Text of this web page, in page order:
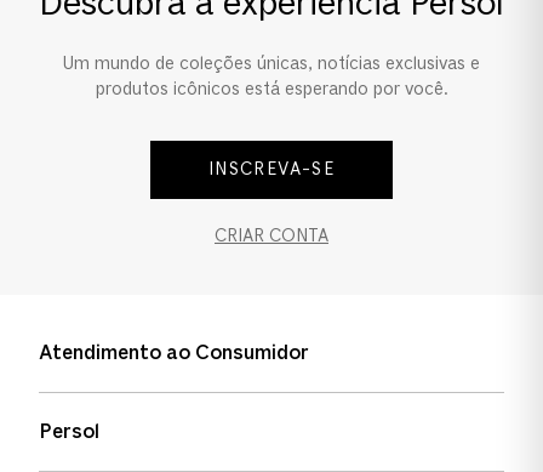
Ajuste Universal
Um mundo de coleções únicas, notícias exclusivas e
produtos icônicos está esperando por você.
INSCREVA-SE
CRIAR CONTA
Atendimento ao Consumidor
Persol